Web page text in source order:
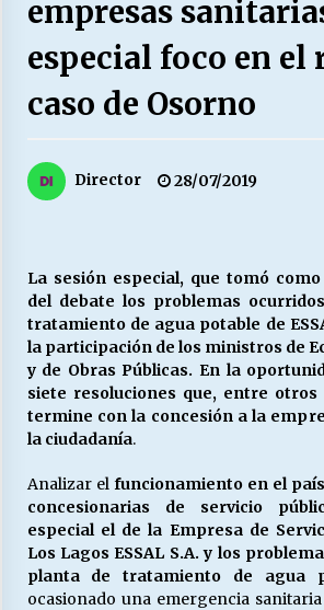
28/07/2026
“ORGULLOSOS DE SER
27/07/2026
LABORAL:
25/06/2026
¿Qué habrían dicho?
23/06/2026
16/06/2026
MUNICIPALIDADES,
28/05/2026
empresas
especial foco en el
caso de Osorno
Director 28/07/2019
La sesión especial, que tomó
del debate los problemas
tratamiento de agua potable de
la participación de los ministros de
y de Obras Públicas. En la
siete resoluciones que, entre
termine con la concesión a la
la ciudadanía.
Analizar el funcionamiento en el
concesionarias de servicio
especial el de la Empresa de
Los Lagos ESSAL S.A. y los
planta de tratamiento de agua
ocasionado una emergencia